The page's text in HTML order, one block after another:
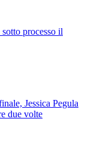
processo il
Jessica Pegula
due volte